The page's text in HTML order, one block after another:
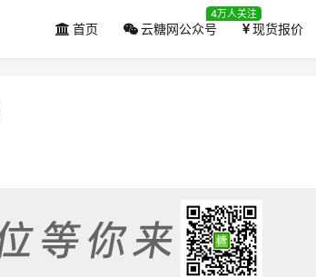
首页 云糖网公众号
4万人关注
现货报价